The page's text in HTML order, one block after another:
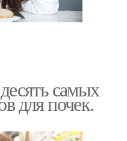
самых
для почек.